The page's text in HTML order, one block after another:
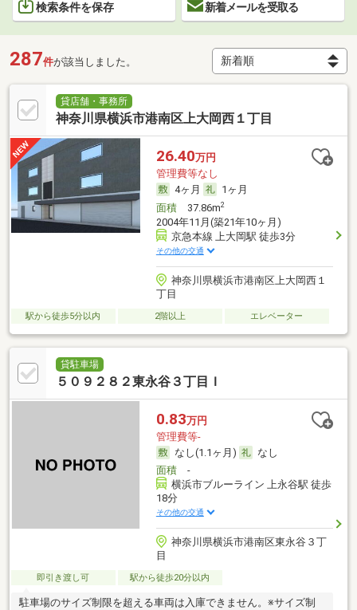
検索条件を保存 新着メールを受取る
287件が該当しました。
貸店舗・事務所
神奈川県横浜市港南区上大岡西１丁目
26.40万円
管理費等なし
4ヶ月
1ヶ月
面積37.86m2
2004年11月(築21年10ヶ月)
京急本線 上大岡駅 徒歩3分
その他の交通
神奈川県横浜市港南区上大岡西１
丁目
駅から徒歩5分以内 2階以上 エレベーター
貸駐車場
５０９２８２東永谷３丁目Ｉ
0.83万円
管理費等-
なし(1.1ヶ月)
なし
面積-
横浜市ブルーライン 上永谷駅 徒歩
18分
その他の交通
神奈川県横浜市港南区東永谷３丁
目
即引き渡し可 駅から徒歩20分以内
駐車場のサイズ制限を超える車両は入庫できません。※サイズ制